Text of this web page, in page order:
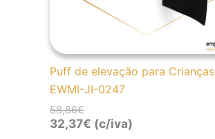
Puff de elevação para Crianças
EWMI-JI-0247
58,86€
32,37€ (c/iva)